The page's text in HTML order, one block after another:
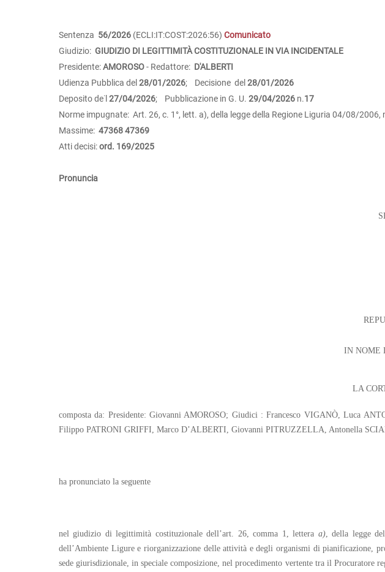
Sentenza 56/2026 (ECLI:IT:COST:2026:56) Comunicato
Giudizio: GIUDIZIO DI LEGITTIMITÀ COSTITUZIONALE IN VIA INCIDENTALE
Presidente:AMOROSO- Redattore: D'ALBERTI
Udienza Pubblica del 28/01/2026; Decisione del 28/01/2026
Deposito de˙l 27/04/2026; Pubblicazione in G. U. 29/04/2026 n.17
Norme impugnate: Art. 26, c. 1°, lett. a), della legge della Regione Liguria 04/08/2006,
Massime: 4736847369
Atti decisi:ord. 169/2025
Pronuncia
IN NOME
LA
composta da: Presidente: Giovanni AMOROSO; Giudici : Francesco VIGANÒ, Luca
Filippo PATRONI GRIFFI, Marco D’ALBERTI, Giovanni PITRUZZELLA, Antonella
ha pronunciato la seguente
nel giudizio di legittimità costituzionale dell’art. 26, comma 1, lettera a), della legge
dell’Ambiente Ligure e riorganizzazione delle attività e degli organismi di pianificazione,
sede giurisdizionale, in speciale composizione, nel procedimento vertente tra il Procuratore